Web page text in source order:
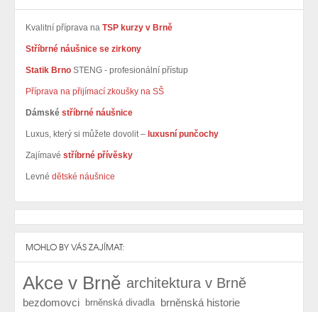
Kvalitní příprava na TSP kurzy v Brně
Stříbrné náušnice se zirkony
Statik Brno STENG - profesionální přístup
Příprava na přijímací zkoušky na SŠ
Dámské stříbrné náušnice
Luxus, který si můžete dovolit – luxusní punčochy
Zajímavé stříbrné přívěsky
Levné dětské náušnice
MOHLO BY VÁS ZAJÍMAT:
Akce v Brně architektura v Brně
bezdomovci brněnská divadla brněnská historie